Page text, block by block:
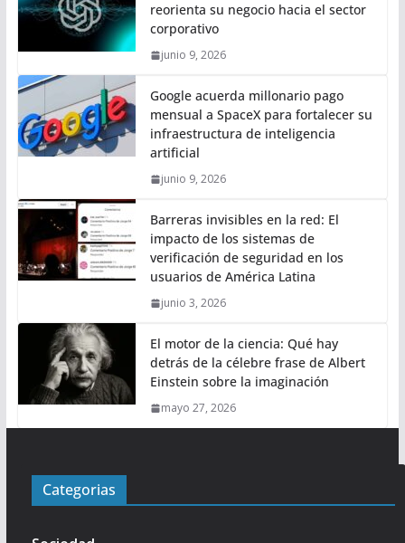
reorienta su negocio hacia el sector
corporativo
junio 9, 2026
Google acuerda millonario pago
mensual a SpaceX para fortalecer su
infraestructura de inteligencia
artificial
junio 9, 2026
Barreras invisibles en la red: El
impacto de los sistemas de
verificación de seguridad en los
usuarios de América Latina
junio 3, 2026
El motor de la ciencia: Qué hay
detrás de la célebre frase de Albert
Einstein sobre la imaginación
mayo 27, 2026
Categorias